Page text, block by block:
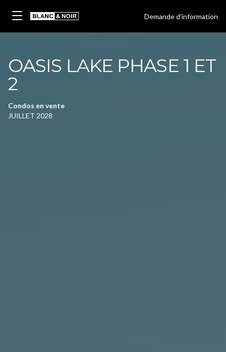
Demande d'information
OASIS LAKE PHASE 1 ET
2
Condos en vente
JUILLET 2028